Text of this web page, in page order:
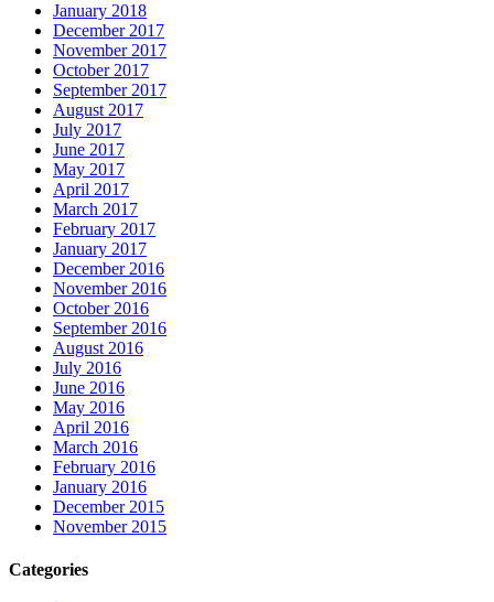
January 2018
December 2017
November 2017
October 2017
September 2017
August 2017
July 2017
June 2017
May 2017
April 2017
March 2017
February 2017
January 2017
December 2016
November 2016
October 2016
September 2016
August 2016
July 2016
June 2016
May 2016
April 2016
March 2016
February 2016
January 2016
December 2015
November 2015
Categories